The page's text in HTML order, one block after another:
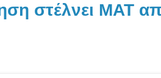
στέλνει ΜΑΤ